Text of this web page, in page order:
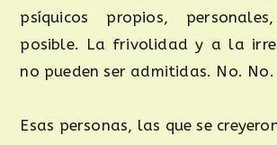
psíquicos propios,
posible. La frivolidad y a la
no pueden ser admitidas. No. No.
Esas personas, las que se